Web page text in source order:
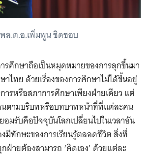
พล.ต.อ.เพิ่มพูน ชิดชอบ
รศึกษาถือเป็นหมุดหมายของการลุกขึ้นมา
าไทย ด้วยเรื่องของการศึกษาไม่ได้ขึ้นอยู่
ารหรือสภาการศึกษาเพียงฝ่ายเดียว แต่
นตามบริบทหรือบทบาทหน้าที่ที่แต่ละคน
มรับคือปัจจุบันโลกเปลี่ยนไปในเวลาอัน
มีทักษะของการเรียนรู้ตลอดชีวิต สิ่งที่
ฝ่ายต้องสามารถ ‘คิดเอง’ ด้วยแต่ละ